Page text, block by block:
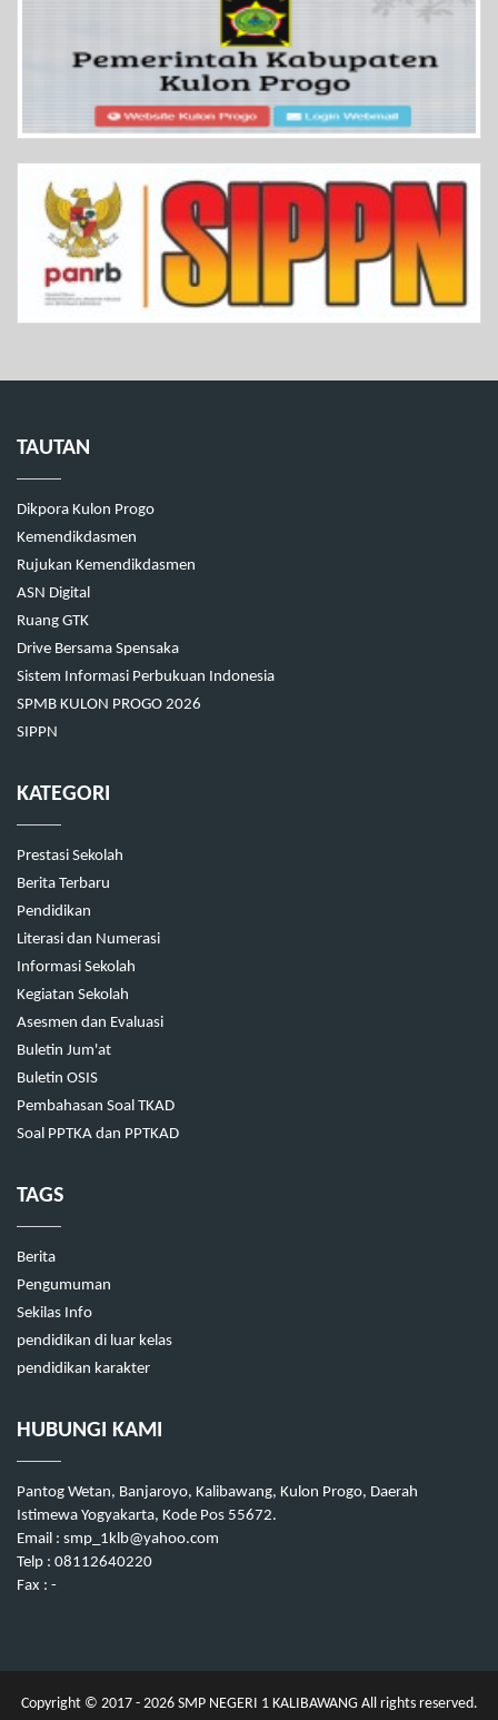
TAUTAN
Dikpora Kulon Progo
Kemendikdasmen
Rujukan Kemendikdasmen
ASN Digital
Ruang GTK
Drive Bersama Spensaka
Sistem Informasi Perbukuan Indonesia
SPMB KULON PROGO 2026
SIPPN
KATEGORI
Prestasi Sekolah
Berita Terbaru
Pendidikan
Literasi dan Numerasi
Informasi Sekolah
Kegiatan Sekolah
Asesmen dan Evaluasi
Buletin Jum'at
Buletin OSIS
Pembahasan Soal TKAD
Soal PPTKA dan PPTKAD
TAGS
Berita
Pengumuman
Sekilas Info
pendidikan di luar kelas
pendidikan karakter
HUBUNGI KAMI
Pantog Wetan, Banjaroyo, Kalibawang, Kulon Progo, Daerah
Istimewa Yogyakarta, Kode Pos 55672.
Email : smp_1klb@yahoo.com
Telp : 08112640220
Fax : -
Copyright © 2017 - 2026SMP NEGERI 1 KALIBAWANG All rights reserved.